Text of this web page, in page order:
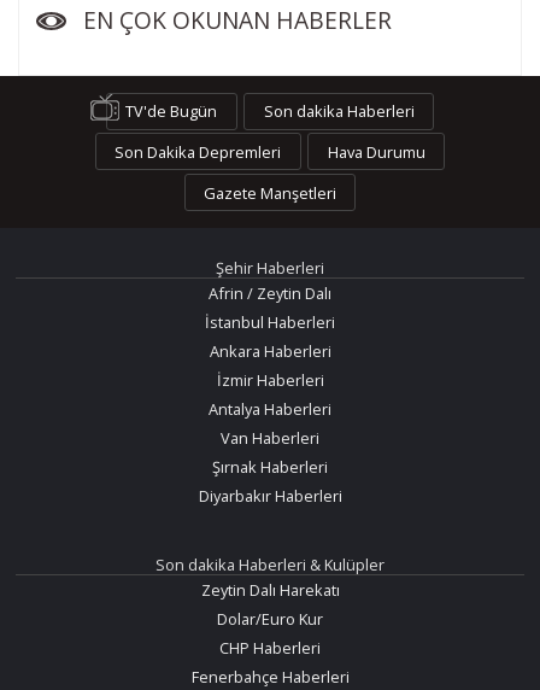
EN ÇOK OKUNAN HABERLER
TV'de Bugün
Son dakika Haberleri
Son Dakika Depremleri
Hava Durumu
Gazete Manşetleri
Şehir Haberleri
Afrin / Zeytin Dalı
İstanbul Haberleri
Ankara Haberleri
İzmir Haberleri
Antalya Haberleri
Van Haberleri
Şırnak Haberleri
Diyarbakır Haberleri
Son dakika Haberleri & Kulüpler
Zeytin Dalı Harekatı
Dolar/Euro Kur
CHP Haberleri
Fenerbahçe Haberleri